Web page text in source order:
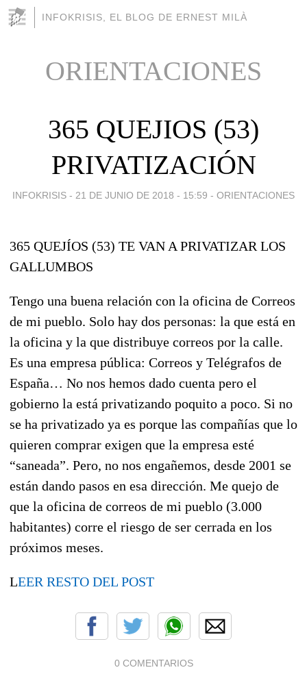
INFOKRISIS, EL BLOG DE ERNEST MILÀ
ORIENTACIONES
365 QUEJIOS (53)
PRIVATIZACIÓN
INFOKRISIS - 21 DE JUNIO DE 2018 - 15:59 - ORIENTACIONES
365 QUEJÍOS (53) TE VAN A PRIVATIZAR LOS
GALLUMBOS
Tengo una buena relación con la oficina de Correos
de mi pueblo. Solo hay dos personas: la que está en
la oficina y la que distribuye correos por la calle.
Es una empresa pública: Correos y Telégrafos de
España… No nos hemos dado cuenta pero el
gobierno la está privatizando poquito a poco. Si no
se ha privatizado ya es porque las compañías que lo
quieren comprar exigen que la empresa esté
“saneada”. Pero, no nos engañemos, desde 2001 se
están dando pasos en esa dirección. Me quejo de
que la oficina de correos de mi pueblo (3.000
habitantes) corre el riesgo de ser cerrada en los
próximos meses.
LEER RESTO DEL POST
0 COMENTARIOS